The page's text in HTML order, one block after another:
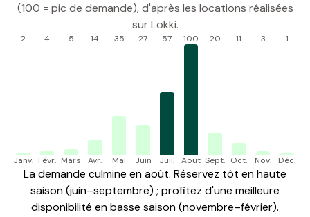
(100 = pic de demande), d'après les locations réalisées
sur Lokki.
2
Janv.
4
Févr.
5
Mars
14
Avr.
35
Mai
27
Juin
57
Juil.
100
Août
20
Sept.
11
Oct.
3
Nov.
1
Déc.
La demande culmine en août. Réservez tôt en haute
saison (juin–septembre) ; profitez d'une meilleure
disponibilité en basse saison (novembre–février).